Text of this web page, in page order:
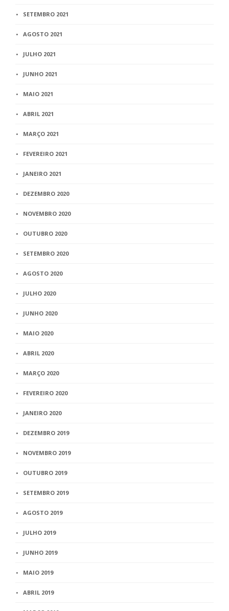
SETEMBRO 2021
AGOSTO 2021
JULHO 2021
JUNHO 2021
MAIO 2021
ABRIL 2021
MARÇO 2021
FEVEREIRO 2021
JANEIRO 2021
DEZEMBRO 2020
NOVEMBRO 2020
OUTUBRO 2020
SETEMBRO 2020
AGOSTO 2020
JULHO 2020
JUNHO 2020
MAIO 2020
ABRIL 2020
MARÇO 2020
FEVEREIRO 2020
JANEIRO 2020
DEZEMBRO 2019
NOVEMBRO 2019
OUTUBRO 2019
SETEMBRO 2019
AGOSTO 2019
JULHO 2019
JUNHO 2019
MAIO 2019
ABRIL 2019